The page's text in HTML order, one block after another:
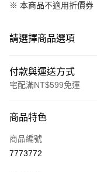
※ 本商品不適用折價券
請選擇商品選項
付款與運送方式
宅配滿NT$599免運
信用卡一次付款
信用卡分期付款
商品特色
商品編號
7773772